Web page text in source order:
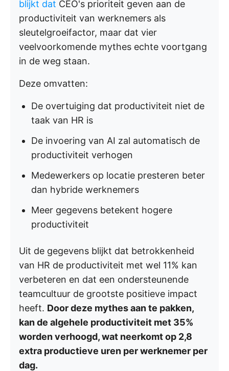
blijkt dat CEO's prioriteit geven aan de
productiviteit van werknemers als
sleutelgroeifactor, maar dat vier
veelvoorkomende mythes echte voortgang
in de weg staan.
Deze omvatten:
De overtuiging dat productiviteit niet de
taak van HR is
De invoering van AI zal automatisch de
productiviteit verhogen
Medewerkers op locatie presteren beter
dan hybride werknemers
Meer gegevens betekent hogere
productiviteit
Uit de gegevens blijkt dat betrokkenheid
van HR de productiviteit met wel 11% kan
verbeteren en dat een ondersteunende
teamcultuur de grootste positieve impact
heeft. Door deze mythes aan te pakken,
kan de algehele productiviteit met 35%
worden verhoogd, wat neerkomt op 2,8
extra productieve uren per werknemer per
dag.